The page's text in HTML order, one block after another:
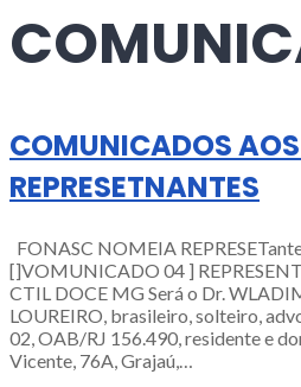
COMUNICADOS
REPRESETNANTES
FONASC NOMEIA
[]VOMUNICADO 04 ]
CTIL DOCE MG Será o Dr.
LOUREIRO, brasileiro, solteiro,
02, OAB/RJ 156.490, residente e
Vicente, 76A, Grajaú,…